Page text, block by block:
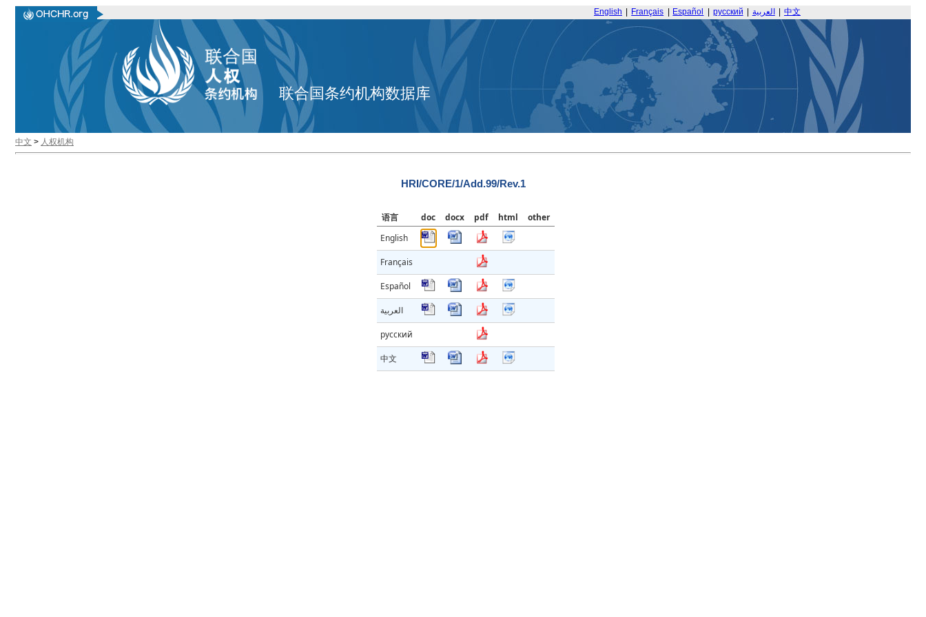
English Français Español русский العربية 中文
联合国条约机构数据库
中文 > 人权机构
HRI/CORE/1/Add.99/Rev.1
语言 doc docx pdf html
other
English
Français
Español
العربية
русский
中文